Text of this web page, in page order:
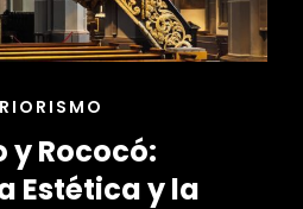
y Rococó:
Estética y la